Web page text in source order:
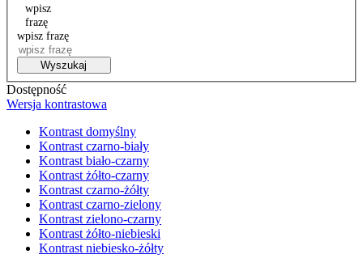
wpisz
frazę
wpisz frazę
Wyszukaj
Dostępność
Wersja kontrastowa
Kontrast domyślny
Kontrast czarno-biały
Kontrast biało-czarny
Kontrast żółto-czarny
Kontrast czarno-żółty
Kontrast czarno-zielony
Kontrast zielono-czarny
Kontrast żółto-niebieski
Kontrast niebiesko-żółty